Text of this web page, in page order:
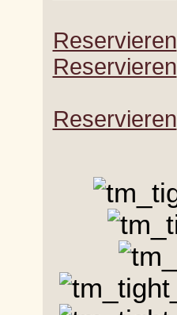
Reservieren
Reservieren
Reservieren